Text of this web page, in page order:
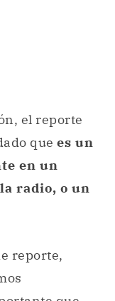
el reporte
que es un
en un
radio, o un
reporte,